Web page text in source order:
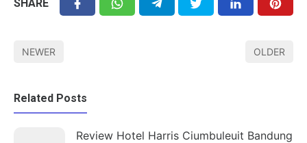
SHARE
NEWER OLDER
Related Posts
Review Hotel Harris Ciumbuleuit Bandung